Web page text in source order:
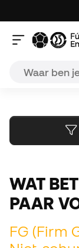
WAT
PAAR
FG (Firm